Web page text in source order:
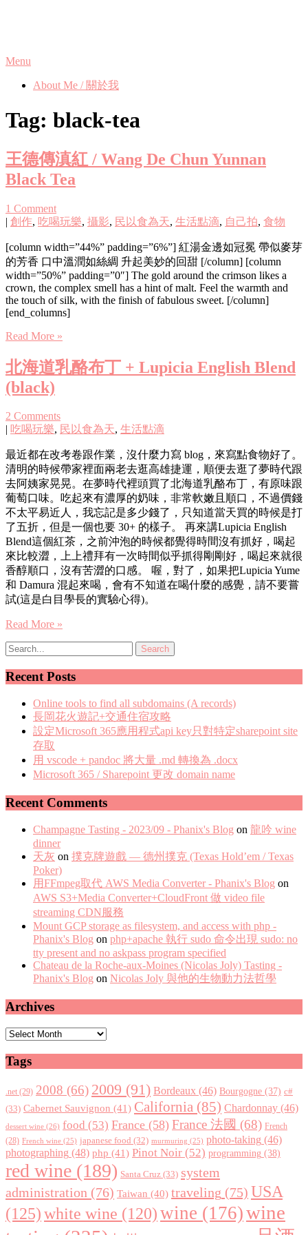
Menu
About Me / 關於我
Tag: black-tea
王德傳滇紅 / Wang De Chun Yunnan
Black Tea
1 Comment
| 創作, 吃喝玩樂, 攝影, 民以食為天, 生活點滴, 自己拍, 食物
[column width=”44%” padding=”6%”] 紅湯金邊如冠冕 帶似麥芽
的芳香 口中溫潤如絲綢 升起美妙的回甜 [/column] [column
width=”50%” padding=”0″] The gold around the crimson likes a
crown, the complex smell has a hint of malt. Feel the warmth and
the touch of silk, with the finish of fabulous sweet. [/column]
[end_columns]
Read More »
北海道乳酪布丁 + Lupicia English Blend
(black)
2 Comments
吃喝玩樂, 民以食為天, 生活點滴
最近都在改考卷跟作業，沒什麼力寫 blog，來寫點食物好了。
清明的時候帶家裡面兩老去逛高雄捷運，順便去逛了夢時代跟
去阿姨家晃晃。在夢時代裡頭買了北海道乳酪布丁，有原味跟
葡萄口味。吃起來有濃厚的奶味，非常軟嫩且順口，不過價錢
不太平易近人，我忘記是多少錢了，只知道當天買的時候是打
了五折，但是一個也要 30+ 的樣子。 再來講Lupicia English
Blend這個紅茶，之前沖泡的時候都覺得時間沒有抓好，喝起
來比較澀，上上禮拜有一次時間似乎抓得剛剛好，喝起來就很
香醇順口，沒有苦澀的口感。 喔，對了，如果把Lupicia Yume
和 Damura 混起來喝，會有不知道在喝什麼的感覺，請不要嘗
試(這是白目學長的實驗心得)。
Read More »
Recent Posts
Online tools to find all subdomains (A records)
長岡花火遊記+交通住宿攻略
設定Microsoft 365應用程式api key只對特定sharepoint site
存取
用 vscode + pandoc 將大量 .md 轉換為 .docx
Microsoft 365 / Sharepoint 更改 domain name
Recent Comments
Champagne Tasting - 2023/09 - Phanix's Blog on 龍吟 wine
dinner
天灰 on 撲克牌遊戲 — 德州撲克 (Texas Hold’em / Texas
Poker)
用FFmpeg取代 AWS Media Converter - Phanix's Blog on
AWS S3+Media Converter+CloudFront 做 video file
streaming CDN服務
Mount GCP storage as filesystem, and access with php -
Phanix's Blog on php+apache 執行 sudo 命令出現 sudo: no
tty present and no askpass program specified
Chateau de la Roche-aux-Moines (Nicolas Joly) Tasting -
Phanix's Blog on Nicolas Joly 與他的生物動力法哲學
Archives
Archives
Tags
.net (29) 2008 (66) 2009 (91) Bordeaux (46) Bourgogne (37) c#
(33) Cabernet Sauvignon (41) California (85) Chardonnay (46)
dessert wine (26) food (53) France (58) France 法國 (68) French
(28) French wine (25) japanese food (32) murmuring (25) photo-taking (46)
photographing (48) php (41) Pinot Noir (52) programming (38)
red wine (189) Santa Cruz (33) system
administration (76) Taiwan (40) traveling (75) USA
(125)white wine (120)wine (176)wine